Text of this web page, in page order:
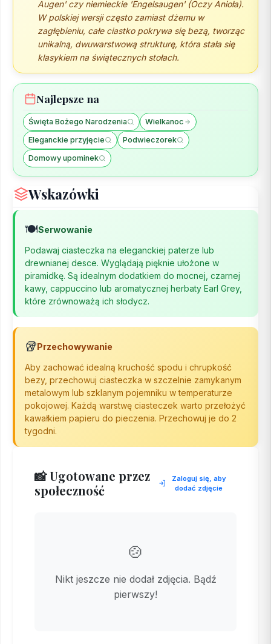
Augen' czy niemieckie 'Engelsaugen' (Oczy Anioła).
W polskiej wersji często zamiast dżemu w
zagłębieniu, całe ciastko pokrywa się bezą, tworząc
unikalną, dwuwarstwową strukturę, która stała się
klasykiem na świątecznych stołach.
Najlepsze na
Święta Bożego Narodzenia
Wielkanoc
Eleganckie przyjęcie
Podwieczorek
Domowy upominek
Wskazówki
🍽️Serwowanie
Podawaj ciasteczka na eleganckiej paterze lub
drewnianej desce. Wyglądają pięknie ułożone w
piramidkę. Są idealnym dodatkiem do mocnej, czarnej
kawy, cappuccino lub aromatycznej herbaty Earl Grey,
które zrównoważą ich słodycz.
🥡Przechowywanie
Aby zachować idealną kruchość spodu i chrupkość
bezy, przechowuj ciasteczka w szczelnie zamykanym
metalowym lub szklanym pojemniku w temperaturze
pokojowej. Każdą warstwę ciasteczek warto przełożyć
kawałkiem papieru do pieczenia. Przechowuj je do 2
tygodni.
📸 Ugotowane przez
społeczność
Zaloguj się, aby
dodać zdjęcie
🍲
Nikt jeszcze nie dodał zdjęcia. Bądź
pierwszy!